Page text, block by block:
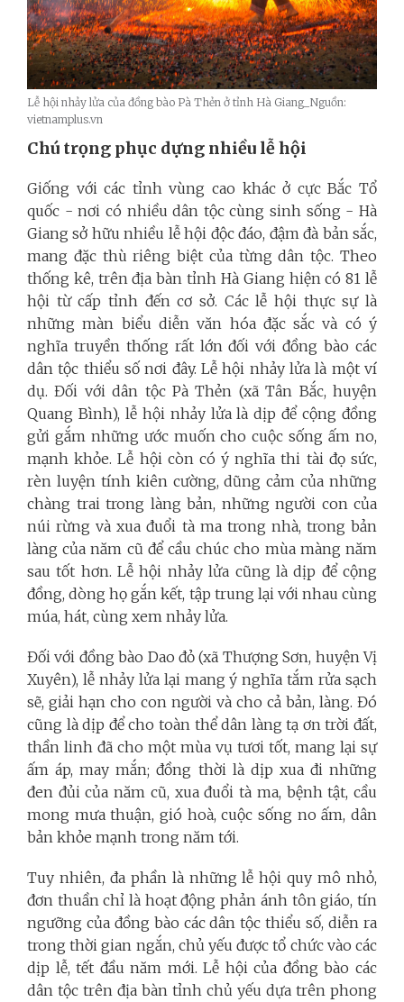
Lễ hội nhảy lửa của đồng bào Pà Thẻn ở tỉnh Hà Giang_Nguồn:
vietnamplus.vn
Chú trọng phục dựng nhiều lễ hội
Giống với các tỉnh vùng cao khác ở cực Bắc Tổ
quốc - nơi có nhiều dân tộc cùng sinh sống - Hà
Giang sở hữu nhiều lễ hội độc đáo, đậm đà bản sắc,
mang đặc thù riêng biệt của từng dân tộc. Theo
thống kê, trên địa bàn tỉnh Hà Giang hiện có 81 lễ
hội từ cấp tỉnh đến cơ sở. Các lễ hội thực sự là
những màn biểu diễn văn hóa đặc sắc và có ý
nghĩa truyền thống rất lớn đối với đồng bào các
dân tộc thiểu số nơi đây. Lễ hội nhảy lửa là một ví
dụ. Đối với dân tộc Pà Thẻn (xã Tân Bắc, huyện
Quang Bình), lễ hội nhảy lửa là dịp để cộng đồng
gửi gắm những ước muốn cho cuộc sống ấm no,
mạnh khỏe. Lễ hội còn có ý nghĩa thi tài đọ sức,
rèn luyện tính kiên cường, dũng cảm của những
chàng trai trong làng bản, những người con của
núi rừng và xua đuổi tà ma trong nhà, trong bản
làng của năm cũ để cầu chúc cho mùa màng năm
sau tốt hơn. Lễ hội nhảy lửa cũng là dịp để cộng
đồng, dòng họ gắn kết, tập trung lại với nhau cùng
múa, hát, cùng xem nhảy lửa.
Đối với đồng bào Dao đỏ (xã Thượng Sơn, huyện Vị
Xuyên), lễ nhảy lửa lại mang ý nghĩa tắm rửa sạch
sẽ, giải hạn cho con người và cho cả bản, làng. Đó
cũng là dịp để cho toàn thể dân làng tạ ơn trời đất,
thần linh đã cho một mùa vụ tươi tốt, mang lại sự
ấm áp, may mắn; đồng thời là dịp xua đi những
đen đủi của năm cũ, xua đuổi tà ma, bệnh tật, cầu
mong mưa thuận, gió hoà, cuộc sống no ấm, dân
bản khỏe mạnh trong năm tới.
Tuy nhiên, đa phần là những lễ hội quy mô nhỏ,
đơn thuần chỉ là hoạt động phản ánh tôn giáo, tín
ngưỡng của đồng bào các dân tộc thiểu số, diễn ra
trong thời gian ngắn, chủ yếu được tổ chức vào các
dịp lễ, tết đầu năm mới. Lễ hội của đồng bào các
dân tộc trên địa bàn tỉnh chủ yếu dựa trên phong